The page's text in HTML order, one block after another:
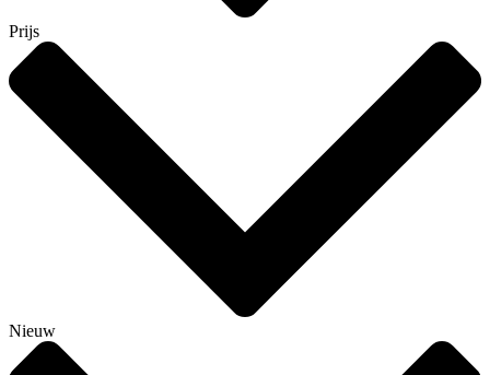
Prijs
Nieuw